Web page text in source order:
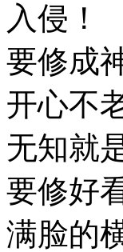
入侵！
要修成
开心不
无知就
要修好
满脸的